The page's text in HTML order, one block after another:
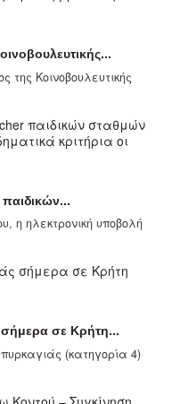
Κοινοβουλευτικής
παιδικών...
η ηλεκτρονική υποβολή
σε Κρήτη...
(κατηγορία 4)